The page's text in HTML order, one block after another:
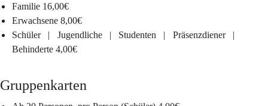
Familie 16,00€
Erwachsene 8,00€
Schüler | Jugendliche | Studenten | Präsenzdiener |
Behinderte 4,00€
Gruppenkarten